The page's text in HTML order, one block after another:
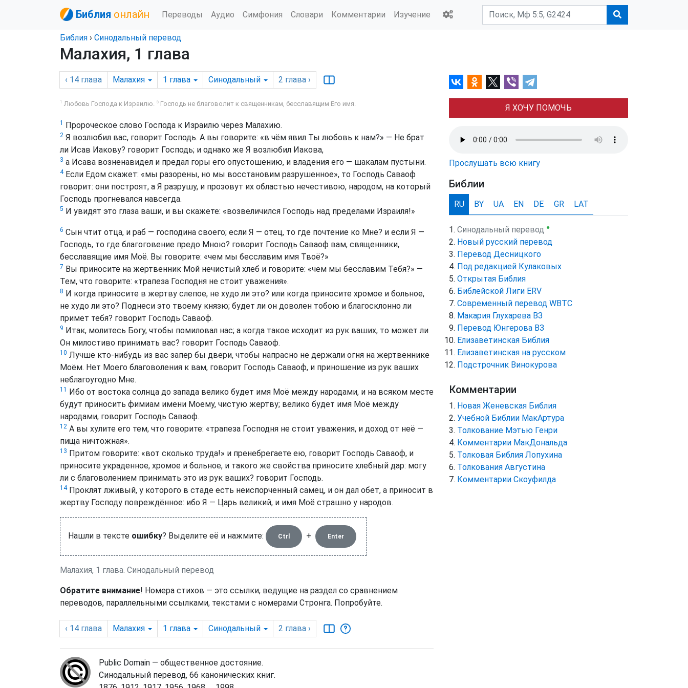
Библия онлайн Переводы Аудио Симфония Словари Комментарии Изучение
Библия › Синодальный перевод
Малахия, 1 глава
‹ 14 глава Малахия 1 глава Синодальный 2 глава ›
1 Любовь Господа к Израилю. 6 Господь не благоволит к священникам, бесславящим Его имя.
1 Пророческое слово Господа к Израилю через Малахию.
2 Я возлюбил вас, говорит Господь. А вы говорите: «в чём явил Ты любовь к нам?» — Не брат
ли Исав Иакову? говорит Господь; и однако же Я возлюбил Иакова,
3 а Исава возненавидел и предал горы его опустошению, и владения его — шакалам пустыни.
4Если Едом скажет: «мы разорены, но мы восстановим разрушенное», то Господь Саваоф
говорит: они построят, а Я разрушу, и прозовут их областью нечестивою, народом, на который
Господь прогневался навсегда.
5 И увидят это глаза ваши, и вы скажете: «возвеличился Господь над пределами Израиля!»
6 Сын чтит отца, и раб — господина своего; если Я — отец, то где почтение ко Мне? и если Я —
Господь, то где благоговение предо Мною? говорит Господь Саваоф вам, священники,
бесславящие имя Моё. Вы говорите: «чем мы бесславим имя Твоё?»
7 Вы приносите на жертвенник Мой нечистый хлеб и говорите: «чем мы бесславим Тебя?» —
Тем, что говорите: «трапеза Господня не стоит уважения».
8 И когда приносите в жертву слепое, не худо ли это? или когда приносите хромое и больное,
не худо ли это? Поднеси это твоему князю; будет ли он доволен тобою и благосклонно ли
примет тебя? говорит Господь Саваоф.
9 Итак, молитесь Богу, чтобы помиловал нас; а когда такое исходит из рук ваших, то может ли
Он милостиво принимать вас? говорит Господь Саваоф.
10 Лучше кто-нибудь из вас запер бы двери, чтобы напрасно не держали огня на жертвеннике
Моём. Нет Моего благоволения к вам, говорит Господь Саваоф, и приношение из рук ваших
неблагоугодно Мне.
11
Ибо от востока солнца до запада велико будет имя Моё между народами, и на всяком месте
будут приносить фимиам имени Моему, чистую жертву; велико будет имя Моё между
народами, говорит Господь Саваоф.
12 А вы хулите его тем, что говорите: «трапеза Господня не стоит уважения, и доход от неё —
пища ничтожная».
13 Притом говорите: «вот сколько труда!» и пренебрегаете ею, говорит Господь Саваоф, и
приносите украденное, хромое и больное, и такого же свойства приносите хлебный дар: могу
ли с благоволением принимать это из рук ваших? говорит Господь.
14Проклят лживый, у которого в стаде есть неиспорченный самец, и он дал обет, а приносит в
жертву Господу повреждённое: ибо Я — Царь великий, и имя Моё страшно у народов.
Нашли в тексте ошибку? Выделите её и нажмите: Ctrl + Enter
Малахия, 1 глава. Синодальный перевод
Обратите внимание! Номера стихов — это ссылки, ведущие на раздел со сравнением
переводов, параллельными ссылками, текстами с номерами Стронга. Попробуйте.
‹ 14 глава Малахия 1 глава Синодальный 2 глава ›
Public Domain — общественное достояние.
Синодальный перевод, 66 канонических книг.
Я ХОЧУ ПОМОЧЬ
Прослушать всю книгу
Библии
RU BY UA EN DE GR LAT
Синодальный перевод ●
Новый русский перевод
Перевод Десницкого
Под редакцией Кулаковых
Открытая Библия
Библейской Лиги ERV
Cовременный перевод WBTC
Макария Глухарева ВЗ
Перевод Юнгерова ВЗ
Елизаветинская Библия
Елизаветинская на русском
Подстрочник Винокурова
Комментарии
Новая Женевская Библия
Учебной Библии МакАртура
Толкование Мэтью Генри
Комментарии МакДональда
Толковая Библия Лопухина
Толкования Августина
Комментарии Скоуфилда